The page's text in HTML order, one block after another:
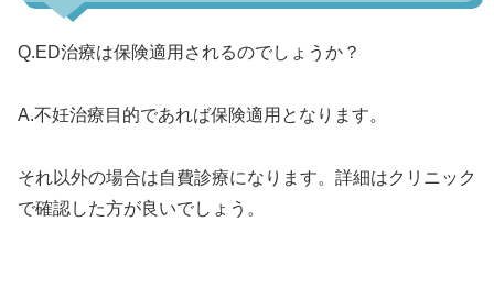
Q.ED治療は保険適用されるのでしょうか？
A.不妊治療目的であれば保険適用となります。
それ以外の場合は自費診療になります。詳細はクリニック
で確認した方が良いでしょう。